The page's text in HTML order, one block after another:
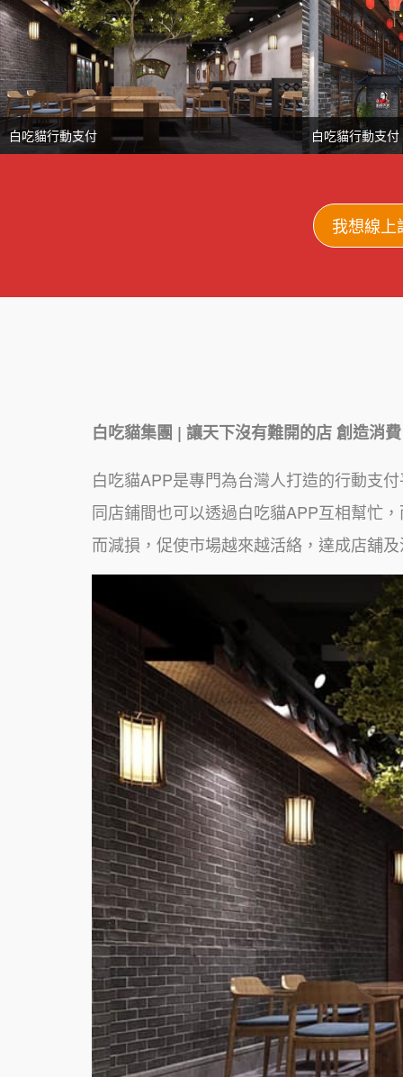
白吃貓行動支付 白吃貓行動支付
我想線上
白吃貓集團 | 讓天下沒有難開的店 創造消
白吃貓APP是專門為台灣人打造的行動支
同店鋪間也可以透過白吃貓APP互相幫忙
而減損，促使市場越來越活絡，達成店舖